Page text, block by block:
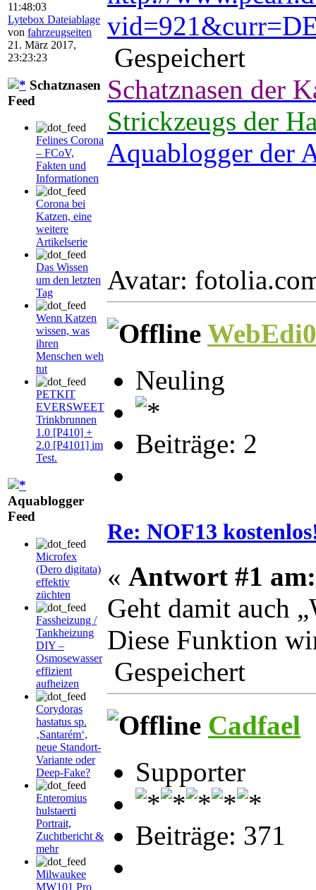
11:48:03
Lytebox Dateiablage
von fahrzeugseiten
21. März 2017,
23:23:23
Schatznasen
Feed
Felines Corona
– FCoV,
Fakten und
Informationen
Corona bei
Katzen, eine
weitere
Artikelserie
Das Wissen
um den letzten
Tag
Wenn Katzen
wissen, was
ihren
Menschen weh
tut
PETKIT
EVERSWEET
Trinkbrunnen
1.0 [P410] +
2.0 [P4101] im
Test.
Aquablogger
Feed
Microfex
(Dero digitata)
effektiv
züchten
Fassheizung /
Tankheizung
DIY –
Osmosewasser
effizient
aufheizen
Corydoras
hastatus sp.
‚Santarém‘,
neue Standort-
Variante oder
Deep-Fake?
Enteromius
hulstaerti
Portrait,
Zuchtbericht &
mehr
Milwaukee
MW101 Pro
Gespeichert
Schatznasen der
Strickzeugs der
Aquablogger der
Avatar:
Neuling
Beiträge: 2
Re: NOF13
« Antwort #1 am:
Geht damit auch
Diese Funktion
Gespeichert
Cadfael
Supporter
Beiträge: 371